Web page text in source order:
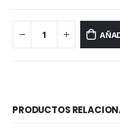
PRODUCTOS